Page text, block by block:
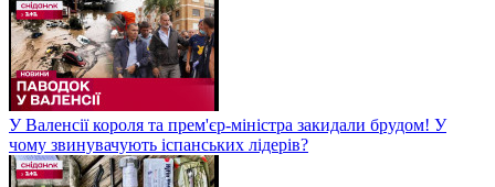
У Валенсії короля та прем'єр-міністра закидали брудом! У
чому звинувачують іспанських лідерів?